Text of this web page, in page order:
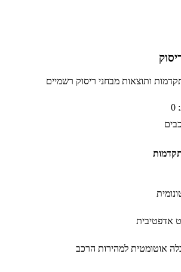
ותוצאות מבחני ריסוק רשמיים
0